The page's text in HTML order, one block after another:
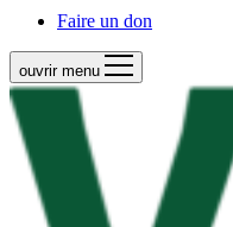
Faire un don
ouvrir menu